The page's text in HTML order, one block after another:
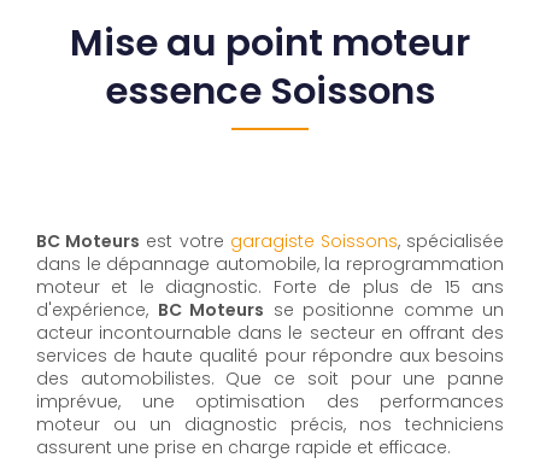
Mise au point moteur
essence Soissons
BC Moteurs est votre garagiste Soissons, spécialisée
dans le dépannage automobile, la reprogrammation
moteur et le diagnostic. Forte de plus de 15 ans
d'expérience, BC Moteurs se positionne comme un
acteur incontournable dans le secteur en offrant des
services de haute qualité pour répondre aux besoins
des automobilistes. Que ce soit pour une panne
imprévue, une optimisation des performances
moteur ou un diagnostic précis, nos techniciens
assurent une prise en charge rapide et efficace.